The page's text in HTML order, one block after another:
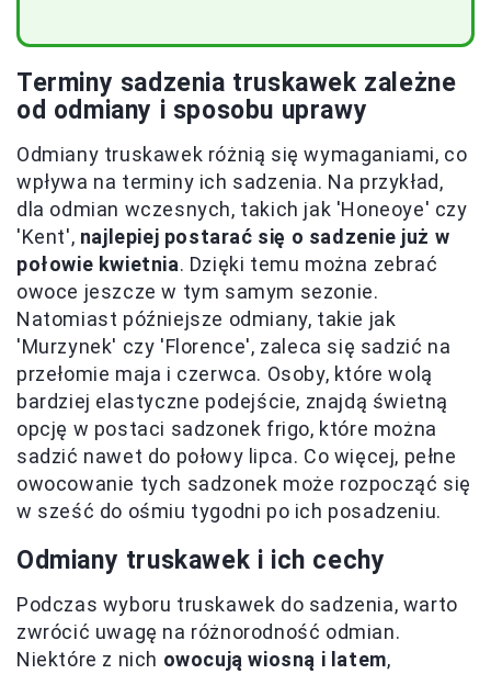
Terminy sadzenia truskawek zależne
od odmiany i sposobu uprawy
Odmiany truskawek różnią się wymaganiami, co
wpływa na terminy ich sadzenia. Na przykład,
dla odmian wczesnych, takich jak 'Honeoye' czy
'Kent', najlepiej postarać się o sadzenie już w
połowie kwietnia. Dzięki temu można zebrać
owoce jeszcze w tym samym sezonie.
Natomiast późniejsze odmiany, takie jak
'Murzynek' czy 'Florence', zaleca się sadzić na
przełomie maja i czerwca. Osoby, które wolą
bardziej elastyczne podejście, znajdą świetną
opcję w postaci sadzonek frigo, które można
sadzić nawet do połowy lipca. Co więcej, pełne
owocowanie tych sadzonek może rozpocząć się
w sześć do ośmiu tygodni po ich posadzeniu.
Odmiany truskawek i ich cechy
Podczas wyboru truskawek do sadzenia, warto
zwrócić uwagę na różnorodność odmian.
Niektóre z nich owocują wiosną i latem,